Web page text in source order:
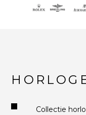
Collectie